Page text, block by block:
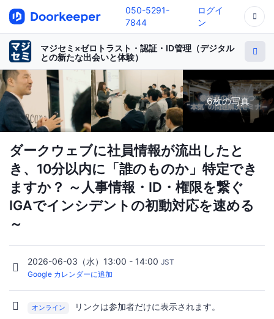
050-5291-
7844
ログイ
ン
マジセミ×ゼロトラスト・認証・ID管理（デジタル
との新たな出会いと体験）
6枚の写真
ダークウェブに社員情報が流出したと
き、10分以内に「誰のものか」特定でき
ますか？ ～人事情報・ID・権限を繋ぐ
IGAでインシデントの初動対応を速める
～
2026-06-03（水）13:00 - 14:00 JST
Google カレンダーに追加
オンライン リンクは参加者だけに表示されます。